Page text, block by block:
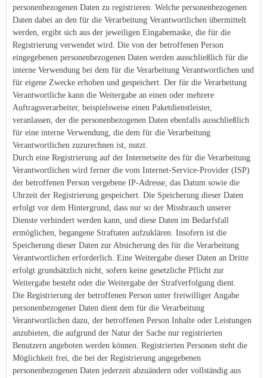
personenbezogenen Daten zu registrieren. Welche personenbezogenen
Daten dabei an den für die Verarbeitung Verantwortlichen übermittelt
werden, ergibt sich aus der jeweiligen Eingabemaske, die für die
Registrierung verwendet wird. Die von der betroffenen Person
eingegebenen personenbezogenen Daten werden ausschließlich für die
interne Verwendung bei dem für die Verarbeitung Verantwortlichen und
für eigene Zwecke erhoben und gespeichert. Der für die Verarbeitung
Verantwortliche kann die Weitergabe an einen oder mehrere
Auftragsverarbeiter, beispielsweise einen Paketdienstleister,
veranlassen, der die personenbezogenen Daten ebenfalls ausschließlich
für eine interne Verwendung, die dem für die Verarbeitung
Verantwortlichen zuzurechnen ist, nutzt.
Durch eine Registrierung auf der Internetseite des für die Verarbeitung
Verantwortlichen wird ferner die vom Internet-Service-Provider (ISP)
der betroffenen Person vergebene IP-Adresse, das Datum sowie die
Uhrzeit der Registrierung gespeichert. Die Speicherung dieser Daten
erfolgt vor dem Hintergrund, dass nur so der Missbrauch unserer
Dienste verhindert werden kann, und diese Daten im Bedarfsfall
ermöglichen, begangene Straftaten aufzuklären. Insofern ist die
Speicherung dieser Daten zur Absicherung des für die Verarbeitung
Verantwortlichen erforderlich. Eine Weitergabe dieser Daten an Dritte
erfolgt grundsätzlich nicht, sofern keine gesetzliche Pflicht zur
Weitergabe besteht oder die Weitergabe der Strafverfolgung dient.
Die Registrierung der betroffenen Person unter freiwilliger Angabe
personenbezogener Daten dient dem für die Verarbeitung
Verantwortlichen dazu, der betroffenen Person Inhalte oder Leistungen
anzubieten, die aufgrund der Natur der Sache nur registrierten
Benutzern angeboten werden können. Registrierten Personen steht die
Möglichkeit frei, die bei der Registrierung angegebenen
personenbezogenen Daten jederzeit abzuändern oder vollständig aus